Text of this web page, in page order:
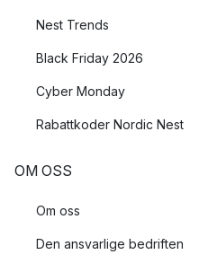
Nest Trends
Black Friday 2026
Cyber Monday
Rabattkoder Nordic Nest
OM OSS
Om oss
Den ansvarlige bedriften